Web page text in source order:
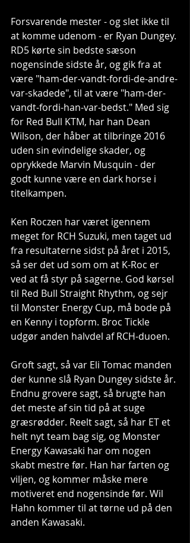
Forsvarende mester - og slet ikke til
at komme udenom - er Ryan Dungey.
RD5 kørte sin bedste sæson
nogensinde sidste år, og gik fra at
være "ham-der-vandt-fordi-de-andre-
var-skadede", til at være "ham-der-
vandt-fordi-han-var-bedst." Med sig
for Red Bull KTM, har han Dean
Wilson, der håber at tilbringe 2016
uden sin evindelige skader, og
oprykkede Marvin Musquin - der
godt kunne være en dark horse i
titelkampen.
Ken Roczen har været igennem
meget for RCH Suzuki, men taget ud
fra resultaterne sidst på året i 2015,
så ser det ud som om at K-Roc er
ved at få styr på sagerne. God kørsel
til Red Bull Straight Rhythm, og sejr
til Monster Energy Cup, må bode på
en Kenny i topform. Broc Tickle
udgør anden halvdel af RCH-duoen.
Groft sagt, så var Eli Tomac manden
der kunne slå Ryan Dungey sidste år.
Endnu grovere sagt, så brugte han
det meste af sin tid på at suge
græsrødder. Reelt sagt, så har ET et
helt nyt team bag sig, og Monster
Energy Kawasaki har om nogen
skabt mestre før. Han har farten og
viljen, og kommer måske mere
motiveret end nogensinde før. Wil
Hahn kommer til at tørne ud på den
anden Kawasaki.